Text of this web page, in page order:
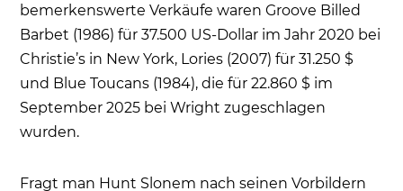
bemerkenswerte Verkäufe waren Groove Billed
Barbet (1986) für 37.500 US-Dollar im Jahr 2020 bei
Christie’s in New York, Lories (2007) für 31.250 $
und Blue Toucans (1984), die für 22.860 $ im
September 2025 bei Wright zugeschlagen
wurden.
Fragt man Hunt Slonem nach seinen Vorbildern